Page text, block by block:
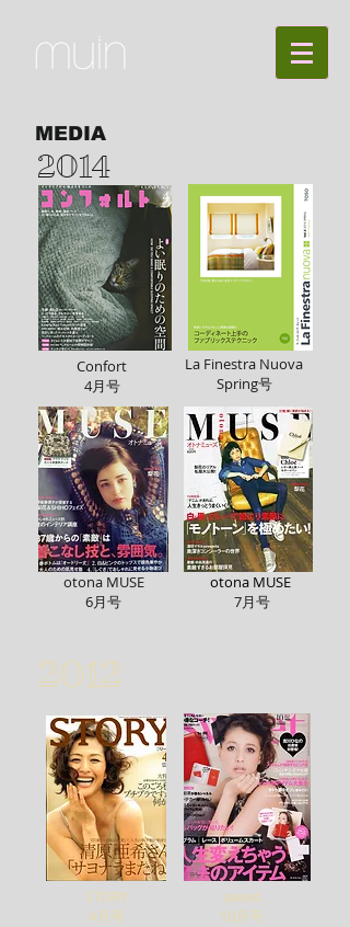
MEDIA
2014
Confort
4月号
otona MUSE
6月号
La Finestra Nuova
Spring号
otona MUSE
7月号
2012
STORY
4月号
sweet
10月号